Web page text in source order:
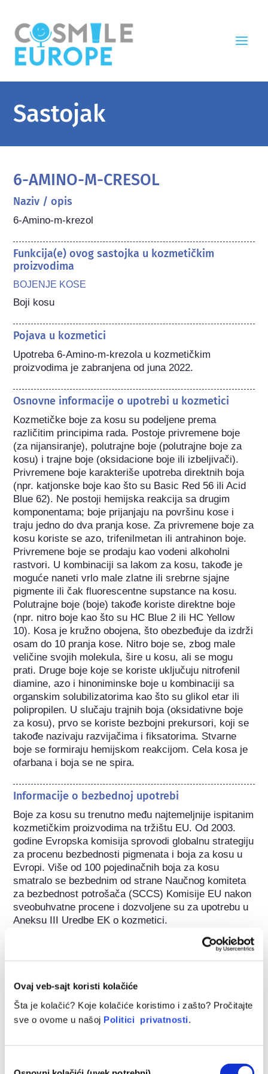
Ovaj veb-sajt koristi kolačiće
Šta je kolačić? Koje kolačiće koristimo i zašto? Pročitajte
sve o ovome u našoj Politici privatnosti.
Sastojak
6-AMINO-M-CRESOL
Naziv / opis
6-Amino-m-krezol
Funkcija(e) ovog sastojka u kozmetičkim
proizvodima
BOJENJE KOSE
Boji kosu
Pojava u kozmetici
Upotreba 6-Amino-m-krezola u kozmetičkim
proizvodima je zabranjena od juna 2022.
Osnovne informacije o upotrebi u kozmetici
Kozmetičke boje za kosu su podeljene prema
različitim principima rada. Postoje privremene boje
(za nijansiranje), polutrajne boje (polutrajne boje za
kosu) i trajne boje (oksidacione boje ili izbeljivači).
Privremene boje karakteriše upotreba direktnih boja
(npr. katjonske boje kao što su Basic Red 56 ili Acid
Blue 62). Ne postoji hemijska reakcija sa drugim
komponentama; boje prijanjaju na površinu kose i
traju jedno do dva pranja kose. Za privremene boje za
kosu koriste se azo, trifenilmetan ili antrahinon boje.
Privremene boje se prodaju kao vodeni alkoholni
rastvori. U kombinaciji sa lakom za kosu, takođe je
moguće naneti vrlo male zlatne ili srebrne sjajne
pigmente ili čak fluorescentne supstance na kosu.
Polutrajne boje (boje) takođe koriste direktne boje
(npr. nitro boje kao što su HC Blue 2 ili HC Yellow
10). Kosa je kružno obojena, što obezbeđuje da izdrži
osam do 10 pranja kose. Nitro boje se, zbog male
veličine svojih molekula, šire u kosu, ali se mogu
prati. Druge boje koje se koriste uključuju nitrofenil
diamine, azo i hinoniminske boje u kombinaciji sa
organskim solubilizatorima kao što su glikol etar ili
polipropilen. U slučaju trajnih boja (oksidativne boje
za kosu), prvo se koriste bezbojni prekursori, koji se
takođe nazivaju razvijačima i fiksatorima. Stvarne
boje se formiraju hemijskom reakcijom. Cela kosa je
ofarbana i boja se ne spira.
Informacije o bezbednoj upotrebi
Boje za kosu su trenutno među najtemeljnije ispitanim
kozmetičkim proizvodima na tržištu EU. Od 2003.
godine Evropska komisija sprovodi globalnu strategiju
za procenu bezbednosti pigmenata i boja za kosu u
Evropi. Više od 100 pojedinačnih boja za kosu
smatralo se bezbednim od strane Naučnog komiteta
za bezbednost potrošača (SCCS) Komisije EU nakon
sveobuhvatne procene i dozvoljene su za upotrebu u
Aneksu III Uredbe EK o kozmetici.
https://ec.europa.eu/health/scientific_committees/doc
s/citizens_hairdyes_en.pdf
Pripada sledećim grupama supstanci